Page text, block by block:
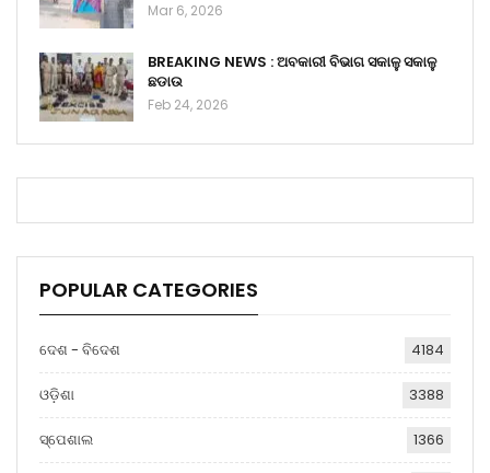
Mar 6, 2026
BREAKING NEWS : ଅବକାରୀ ବିଭାଗ ସକାଳୁ ସକାଳୁ
ଛଡାଉ
Feb 24, 2026
POPULAR CATEGORIES
ଦେଶ - ବିଦେଶ 4184
ଓଡ଼ିଶା 3388
ସ୍ପେଶାଲ 1366